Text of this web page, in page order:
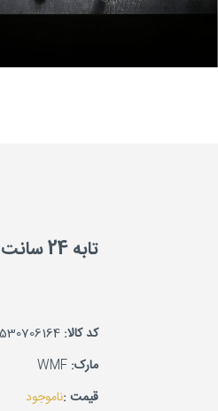
تابه 24 سانت Steak Profi
کد کالا:
مارک:WMF
قیمت :ناموجود